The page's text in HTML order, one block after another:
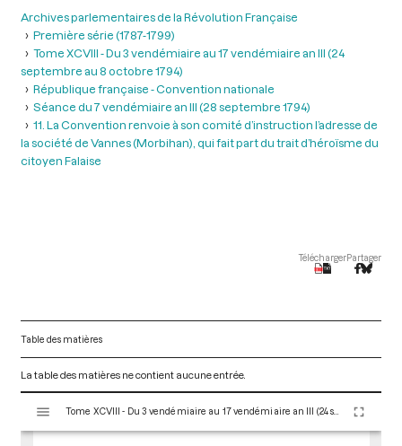
Archives parlementaires de la Révolution Française
Première série (1787-1799)
Tome XCVIII - Du 3 vendémiaire au 17 vendémiaire an III (24
septembre au 8 octobre 1794)
République française - Convention nationale
Séance du 7 vendémiaire an III (28 septembre 1794)
11. La Convention renvoie à son comité d’instruction l’adresse de
la société de Vannes (Morbihan), qui fait part du trait d’héroïsme du
citoyen Falaise
TéléchargerPartager
Table des matières
La table des matières ne contient aucune entrée.
s